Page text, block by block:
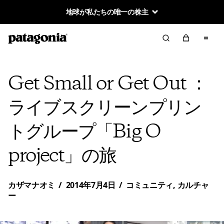
地球が私たちの唯一の株主
Get Small or Get Out ：
ライブスクリーンプリン
トグループ「Big O
project」の旅
カザマナオミ / 2014年7月4日 / コミュニティ, カルチャ
ー